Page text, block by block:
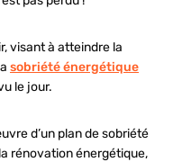
visant à atteindre la
sobriété énergétique
le jour.
d’un plan de sobriété
rénovation énergétique,